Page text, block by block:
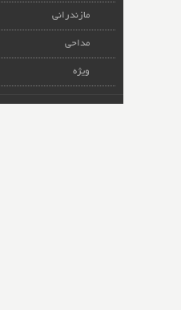
مازندرانی
مداحی
ویژه